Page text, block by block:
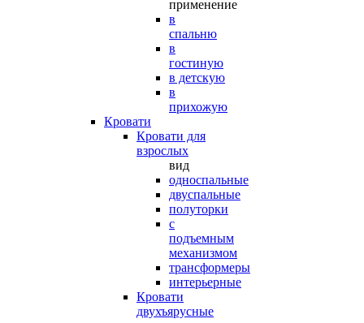
применение
в
спальню
в
гостиную
в детскую
в
прихожую
Кровати
Кровати для
взрослых
вид
односпальные
двуспальные
полуторки
с
подъемным
механизмом
трансформеры
интерьерные
Кровати
двухъярусные